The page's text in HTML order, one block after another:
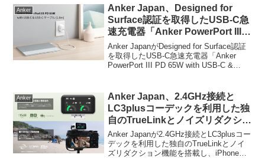
100W, 巻取り式 USB-C ケーブル)
(A91C8)」を発売しましたが、本日、この
電源タップにホワイトモデルが追加＆発
売されています。
Anker
Anker Japan、Designed for
Surface認証を取得したUSB-C急
速充電器「Anker PowerPort III
PD 65W with USB-Cケーブル」
を発売。
Anker JapanがDesigned for Surface認証
を取得したUSB-C急速充電器「Anker
PowerPort III PD 65W with USB-C &
Anker
Anker Japan、2.4GHz接続と
LC3plusコーデックを利用した独
自のTrueLinkとノイズリダクショ
ン機能を搭載しクリアな音声収録
が可能なワイヤレスマイク
「AnkerWork M650」を発売。
Anker Japanが2.4GHz接続とLC3plusコー
デックを利用した独自のTrueLinkとノイ
ズリダクション機能を搭載し、iPhoneや